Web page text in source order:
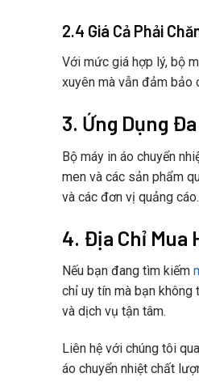
2.4 Giá Cả Phải
Với mức giá hợp lý, bộ
xuyên mà vẫn đảm bảo
3. Ứng Dụng
Bộ máy in áo chuyển
men và các sản phẩm
và các đơn vị quảng cáo.
4. Địa Chỉ Mua
Nếu bạn đang tìm kiếm
chỉ uy tín mà bạn không
và dịch vụ tận tâm.
Liên hệ với chúng tôi
áo chuyển nhiệt chất